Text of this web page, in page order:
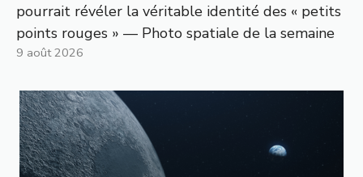
pourrait révéler la véritable identité des « petits
points rouges » — Photo spatiale de la semaine
9 août 2026